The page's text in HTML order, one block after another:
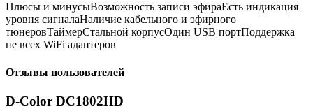
Плюсы и минусыВозможность записи эфираЕсть индикация
уровня сигналаНаличие кабельного и эфирного
тюнеровТаймерСтальной корпусОдин USB портПоддержка
не всех WiFi адаптеров
Отзывы пользователей
D-Color DC1802HD